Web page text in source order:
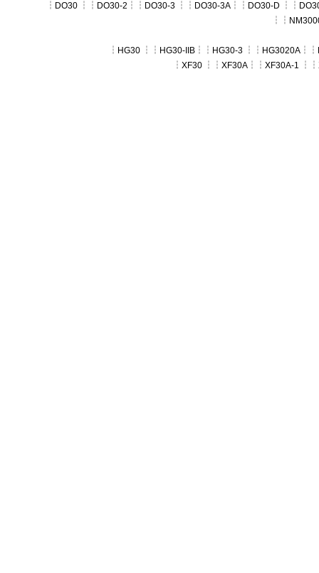
┆ DO30 ┆┆ DO30-2 ┆┆ DO30-3 ┆┆ DO30-3A ┆┆ DO30-D ┆┆
┆┆
┆ HG30 ┆┆ HG30-IIB ┆┆ HG30-3 ┆┆ HG3020A ┆┆
┆ XF30 ┆┆ XF30A ┆┆ XF30A-1 ┆┆